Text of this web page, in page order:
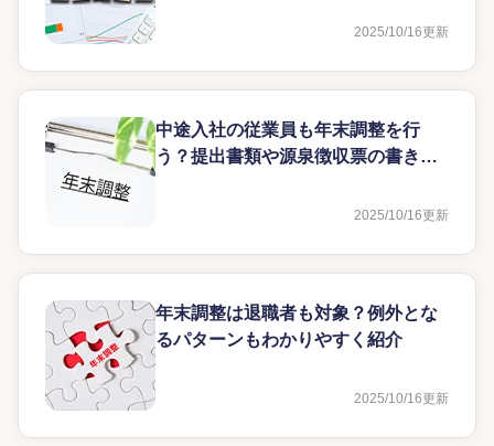
2025/10/16更新
中途入社の従業員も年末調整を行
う？提出書類や源泉徴収票の書き方
2025/10/16更新
年末調整は退職者も対象？例外とな
るパターンもわかりやすく紹介
2025/10/16更新